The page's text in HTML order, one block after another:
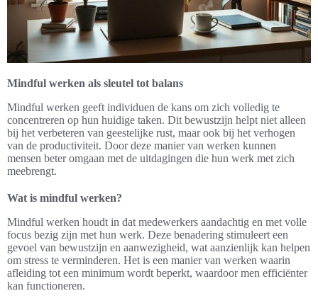
Mindful werken als sleutel tot balans
Mindful werken geeft individuen de kans om zich volledig te
concentreren op hun huidige taken. Dit bewustzijn helpt niet alleen
bij het verbeteren van geestelijke rust, maar ook bij het verhogen
van de productiviteit. Door deze manier van werken kunnen
mensen beter omgaan met de uitdagingen die hun werk met zich
meebrengt.
Wat is mindful werken?
Mindful werken houdt in dat medewerkers aandachtig en met volle
focus bezig zijn met hun werk. Deze benadering stimuleert een
gevoel van bewustzijn en aanwezigheid, wat aanzienlijk kan helpen
om stress te verminderen. Het is een manier van werken waarin
afleiding tot een minimum wordt beperkt, waardoor men efficiënter
kan functioneren.